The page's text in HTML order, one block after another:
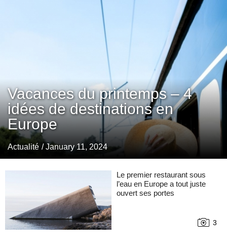
Vacances du printemps – 4
idées de destinations en
Europe
Actualité / January 11, 2024
Le premier restaurant sous
l’eau en Europe a tout juste
ouvert ses portes
3